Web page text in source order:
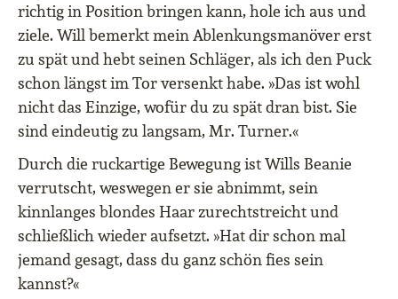
richtig in Position bringen kann, hole ich aus und
ziele. Will bemerkt mein Ablenkungsmanöver erst
zu spät und hebt seinen Schläger, als ich den Puck
schon längst im Tor versenkt habe. »Das ist wohl
nicht das Einzige, wofür du zu spät dran bist. Sie
sind eindeutig zu langsam, Mr. Turner.«
Durch die ruckartige Bewegung ist Wills Beanie
verrutscht, weswegen er sie abnimmt, sein
kinnlanges blondes Haar zurechtstreicht und
schließlich wieder aufsetzt. »Hat dir schon mal
jemand gesagt, dass du ganz schön fies sein
kannst?«